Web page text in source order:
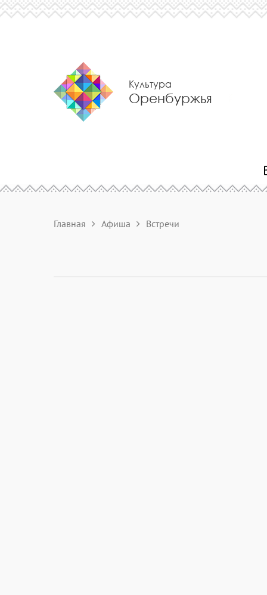
Культура
Оренбуржья
Главная Афиша Встречи